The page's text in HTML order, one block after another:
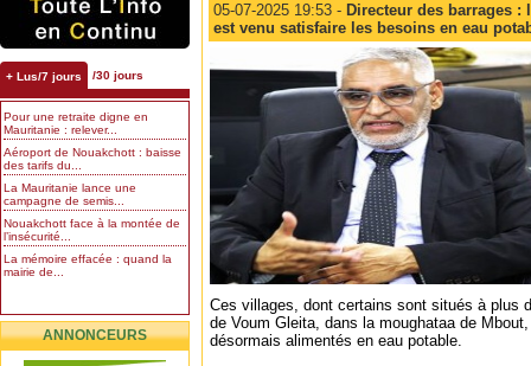
+ Lus/7 jours /30 jours
Pour une retraite digne en
Mauritanie : relever...
Aéroport de Nouakchott : baisse
des tarifs du...
La Mauritanie lance une
campagne de semis...
Nouakchott face à la montée de
l’insécurité...
La mémoire effacée : quand la
mairie de...
ANNONCEURS
05-07-2025 19:53 - Directeur des barrages :
est venu satisfaire les besoins en eau
Ces villages, dont certains sont situés à plus
de Voum Gleita, dans la moughataa de
désormais alimentés en eau potable.